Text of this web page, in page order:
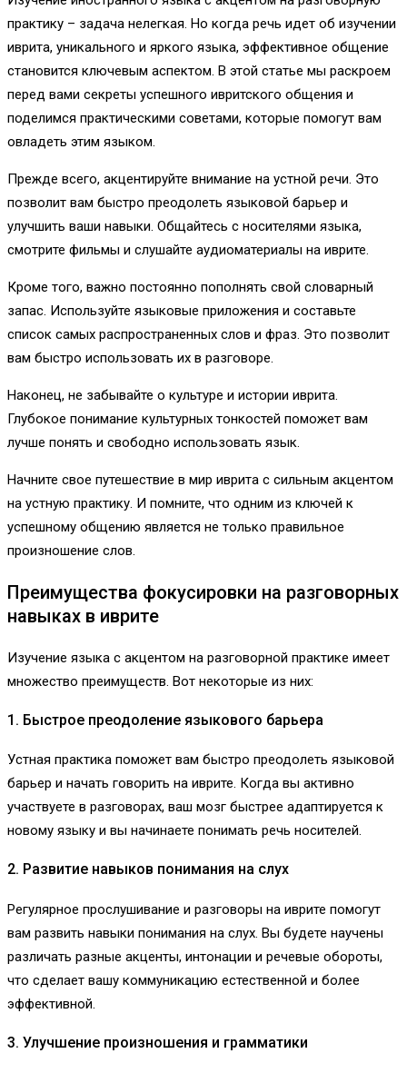
практику – задача нелегкая. Но когда речь идет об изучении
иврита, уникального и яркого языка, эффективное общение
становится ключевым аспектом. В этой статье мы раскроем
перед вами секреты успешного ивритского общения и
поделимся практическими советами, которые помогут вам
овладеть этим языком.
Прежде всего, акцентируйте внимание на устной речи. Это
позволит вам быстро преодолеть языковой барьер и
улучшить ваши навыки. Общайтесь с носителями языка,
смотрите фильмы и слушайте аудиоматериалы на иврите.
Кроме того, важно постоянно пополнять свой словарный
запас. Используйте языковые приложения и составьте
список самых распространенных слов и фраз. Это позволит
вам быстро использовать их в разговоре.
Наконец, не забывайте о культуре и истории иврита.
Глубокое понимание культурных тонкостей поможет вам
лучше понять и свободно использовать язык.
Начните свое путешествие в мир иврита с сильным акцентом
на устную практику. И помните, что одним из ключей к
успешному общению является не только правильное
произношение слов.
Преимущества фокусировки на разговорных
навыках в иврите
Изучение языка с акцентом на разговорной практике имеет
множество преимуществ. Вот некоторые из них:
1. Быстрое преодоление языкового барьера
Устная практика поможет вам быстро преодолеть языковой
барьер и начать говорить на иврите. Когда вы активно
участвуете в разговорах, ваш мозг быстрее адаптируется к
новому языку и вы начинаете понимать речь носителей.
2. Развитие навыков понимания на слух
Регулярное прослушивание и разговоры на иврите помогут
вам развить навыки понимания на слух. Вы будете научены
различать разные акценты, интонации и речевые обороты,
что сделает вашу коммуникацию естественной и более
эффективной.
3. Улучшение произношения и грамматики